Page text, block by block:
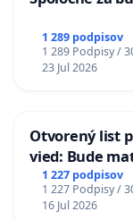
1 289 podpisov
1 289 Podpisy /
23 Jul 2026
Otvorený list
vied: Bude
chrbticu?
1 227 podpisov
1 227 Podpisy /
16 Jul 2026